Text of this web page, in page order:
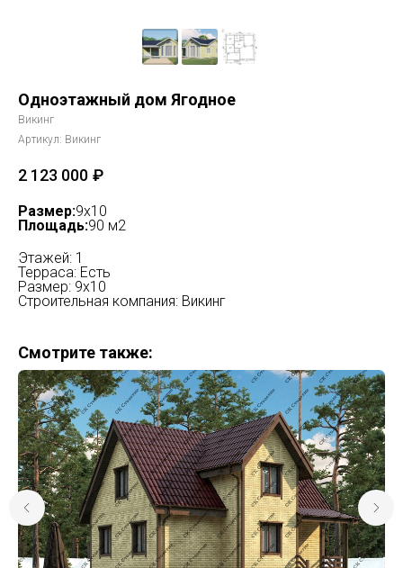
Одноэтажный дом Ягодное
Викинг
Артикул: Викинг
2 123 000 ₽
Размер:9х10
Площадь:90 м2
Этажей: 1
Терраса: Есть
Размер: 9х10
Строительная компания: Викинг
Смотрите также: